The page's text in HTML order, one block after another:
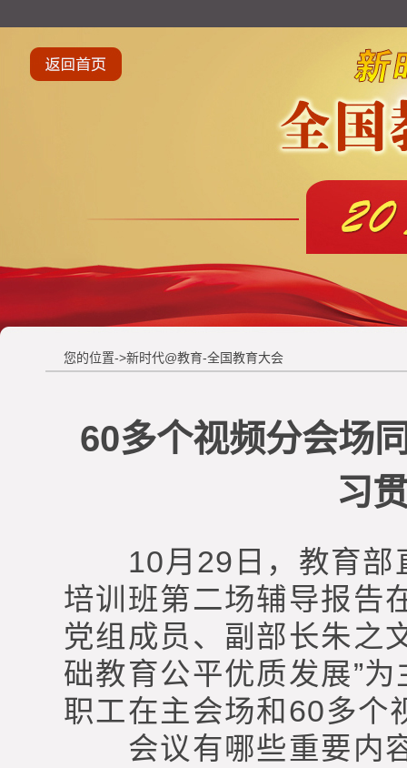
您的位置->新时代@教育-全国教育大会
60多个视频分会场
习
10月29日，教育部
培训班第二场辅导报告
党组成员、副部长朱之
础教育公平优质发展”
职工在主会场和60多个
会议有哪些重要内容